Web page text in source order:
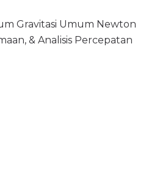
Gravitasi Umum Newton
& Analisis Percepatan